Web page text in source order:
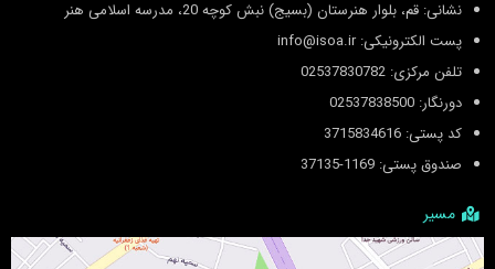
نشانی: قم، بلوار هنرستان (بسیج) نبش کوچه 20، مدرسه اسلامی هنر
پست الکترونیکی: info@isoa.ir
تلفن مرکزی: 02537830782
دورنگار: 02537838500
کد پستی: 3715834616
صندوق پستی: 1169-37135
مسیر